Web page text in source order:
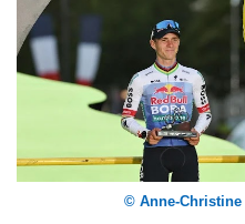
© Anne-